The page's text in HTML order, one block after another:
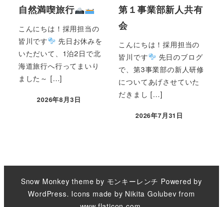
自然満喫旅行
こんにちは！採用担当の
皆川です
先日お休みを
いただいて、1泊2日で北
海道旅行へ行ってまいり
ました～ […]
2026年8月3日
第１事業部新人共有
会
こんにちは！採用担当の
皆川です
先日のブログ
で、第3事業部の新人研修
についてあげさせていた
だきまし […]
2026年7月31日
Snow Monkey theme by モンキーレンチ Powered by
WordPress. Icons made by Nikita Golubev from